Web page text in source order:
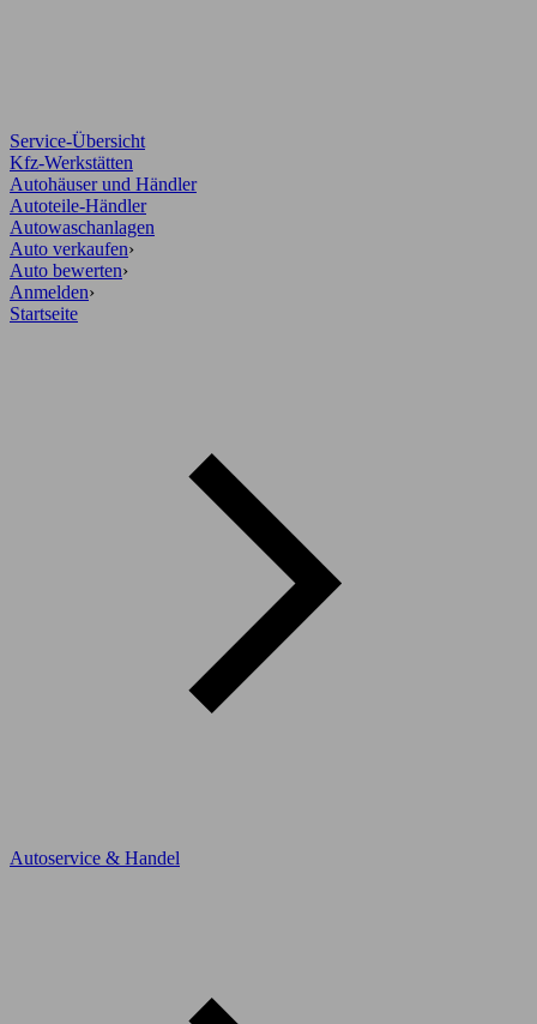
Service-Übersicht
Kfz-Werkstätten
Autohäuser und Händler
Autoteile-Händler
Autowaschanlagen
Auto verkaufen›
Auto bewerten›
Anmelden›
Startseite
Autoservice & Handel